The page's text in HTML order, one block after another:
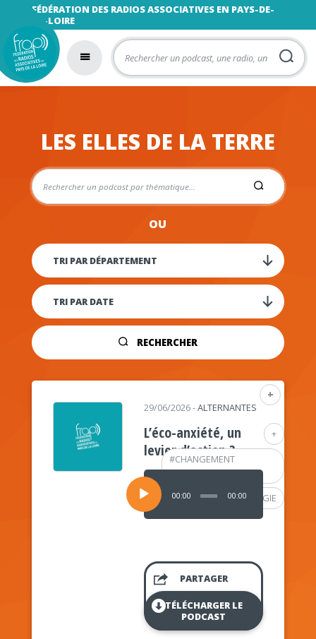
FÉDÉRATION DES RADIOS ASSOCIATIVES EN PAYS-DE-
LA-LOIRE
LES ELLES DE LA TERRE
OU
RECHERCHER
+
+
#CHANGEMENT
CLIMATIQUE
#PSYCHOLOGIE
29/06/2026-ALTERNANTES
L’éco-anxiété, un
levier d’action ?
Lecteur
audio
00:00 00:00
PARTAGER
TÉLÉCHARGER LE
PODCAST